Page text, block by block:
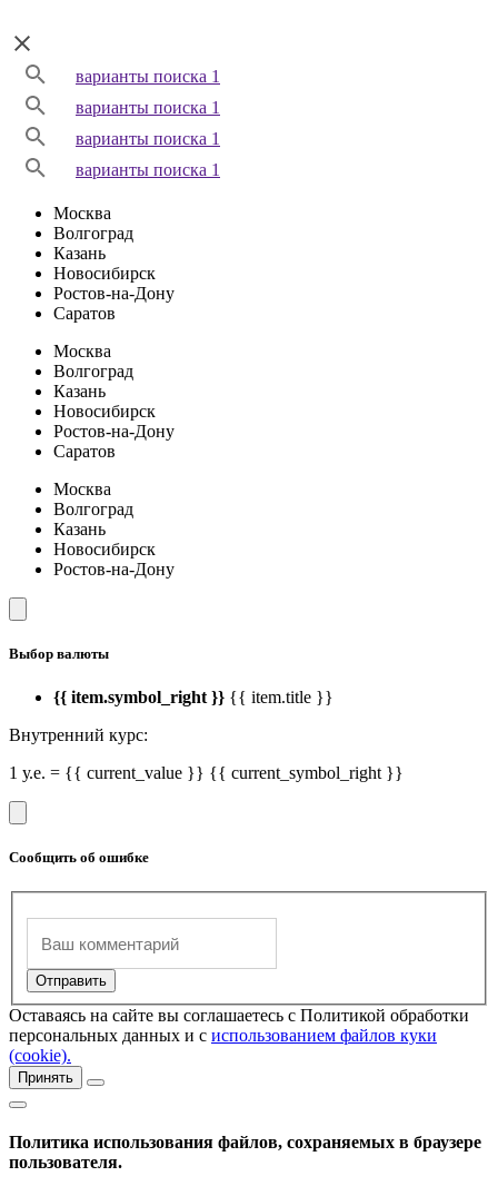
варианты поиска 1
варианты поиска 1
варианты поиска 1
варианты поиска 1
Москва
Волгоград
Казань
Новосибирск
Ростов-на-Дону
Саратов
Москва
Волгоград
Казань
Новосибирск
Ростов-на-Дону
Саратов
Москва
Волгоград
Казань
Новосибирск
Ростов-на-Дону
Выбор валюты
{{ item.symbol_right }} {{ item.title }}
Внутренний курс:
1 у.е. = {{ current_value }} {{ current_symbol_right }}
Сообщить об ошибке
Оставаясь на сайте вы соглашаетесь с Политикой обработки
персональных данных и с использованием файлов куки
(cookie).
Принять
Политика использования файлов, сохраняемых в браузере
пользователя.